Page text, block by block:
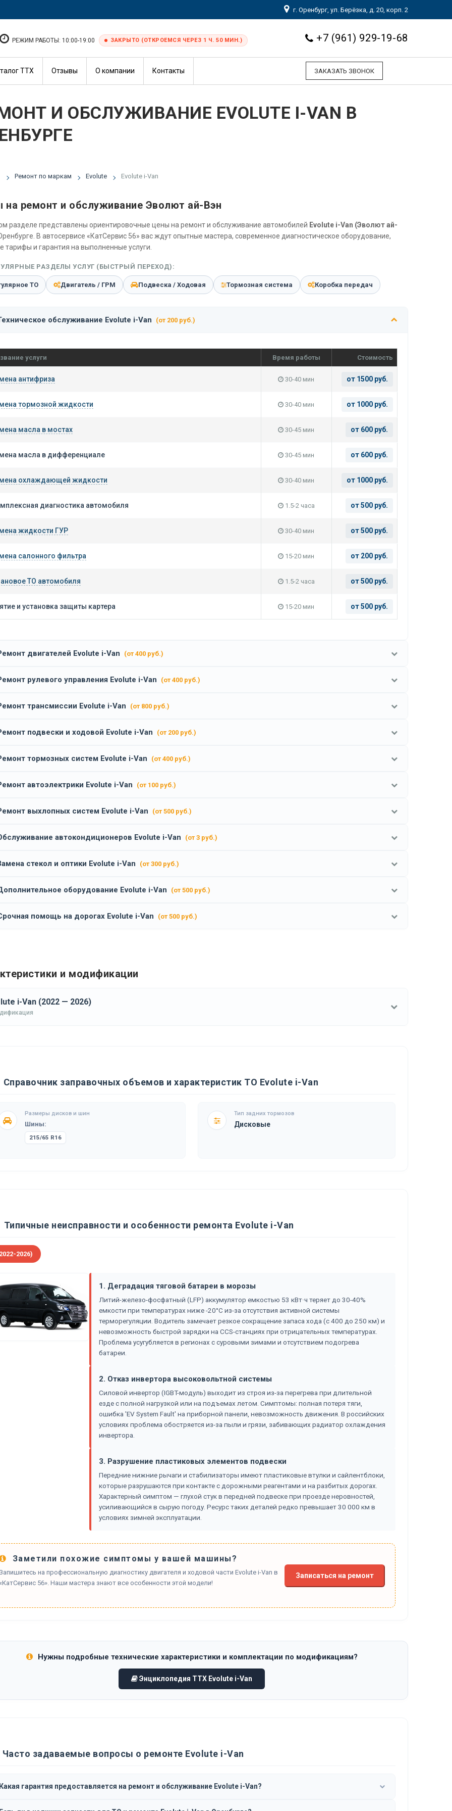
г. Оренбург, ул. Берёзка, д. 20, корп. 2
+7 (961) 929-19-68
РЕЖИМ РАБОТЫ: 10:00-19:00 ЗАКРЫТО (ОТКРОЕМСЯ ЧЕРЕЗ 1 Ч. 50 МИН.)
ЗАКАЗАТЬ ЗВОНОК
ТТХ Отзывы О компании Контакты
И ОБСЛУЖИВАНИЕ EVOLUTE I-VAN В
Ремонт по маркам Evolute Evolute i-Van
на ремонт и обслуживание Эволют ай-Вэн
разделе представлены ориентировочные цены на ремонт и обслуживание автомобилей Evolute i-Van (Эволют ай-
В автосервисе «КатСервис 56» вас ждут опытные мастера, современное диагностическое оборудование,
тарифы и гарантия на выполненные услуги.
РАЗДЕЛЫ УСЛУГ (БЫСТРЫЙ ПЕРЕХОД):
ТО Двигатель / ГРМ Подвеска / Ходовая Тормозная система Коробка передач
обслуживание Evolute i-Van (от 200 руб.)
услуги Время работы Стоимость
антифриза 30-40 мин от 1500 руб.
тормозной жидкости 30-40 мин от 1000 руб.
масла в мостах 30-45 мин от 600 руб.
масла в дифференциале 30-45 мин от 600 руб.
охлаждающей жидкости 30-40 мин от 1000 руб.
диагностика автомобиля 1.5-2 часа от 500 руб.
жидкости ГУР 30-40 мин от 500 руб.
салонного фильтра 15-20 мин от 200 руб.
ТО автомобиля 1.5-2 часа от 500 руб.
и установка защиты картера 15-20 мин от 500 руб.
двигателей Evolute i-Van (от 400 руб.)
рулевого управления Evolute i-Van (от 400 руб.)
трансмиссии Evolute i-Van (от 800 руб.)
подвески и ходовой Evolute i-Van (от 200 руб.)
тормозных систем Evolute i-Van (от 400 руб.)
автоэлектрики Evolute i-Van (от 100 руб.)
выхлопных систем Evolute i-Van (от 500 руб.)
автокондиционеров Evolute i-Van (от 3 руб.)
стекол и оптики Evolute i-Van (от 300 руб.)
оборудование Evolute i-Van (от 500 руб.)
помощь на дорогах Evolute i-Van (от 500 руб.)
и модификации
i-Van (2022 — 2026)
Справочник заправочных объемов и характеристик ТО Evolute i-Van
Размеры дисков и шин
Шины:
215/65 R16
Тип задних тормозов
Дисковые
Типичные неисправности и особенности ремонта Evolute i-Van
2026)
1. Деградация тяговой батареи в морозы
Литий-железо-фосфатный (LFP) аккумулятор емкостью 53 кВт·ч теряет до 30-40%
емкости при температурах ниже -20°C из-за отсутствия активной системы
терморегуляции. Водитель замечает резкое сокращение запаса хода (с 400 до 250 км) и
невозможность быстрой зарядки на CCS-станциях при отрицательных температурах.
Проблема усугубляется в регионах с суровыми зимами и отсутствием подогрева
батареи.
2. Отказ инвертора высоковольтной системы
Силовой инвертор (IGBT-модуль) выходит из строя из-за перегрева при длительной
езде с полной нагрузкой или на подъемах летом. Симптомы: полная потеря тяги,
ошибка 'EV System Fault' на приборной панели, невозможность движения. В российских
условиях проблема обостряется из-за пыли и грязи, забивающих радиатор охлаждения
инвертора.
3. Разрушение пластиковых элементов подвески
Передние нижние рычаги и стабилизаторы имеют пластиковые втулки и сайлентблоки,
которые разрушаются при контакте с дорожными реагентами и на разбитых дорогах.
Характерный симптом — глухой стук в передней подвеске при проезде неровностей,
усиливающийся в сырую погоду. Ресурс таких деталей редко превышает 30 000 км в
условиях зимней эксплуатации.
Заметили похожие симптомы у вашей машины?
на профессиональную диагностику двигателя и ходовой части Evolute i-Van в
56». Наши мастера знают все особенности этой модели!
Записаться на ремонт
Нужны подробные технические характеристики и комплектации по модификациям?
Энциклопедия ТТХ Evolute i-Van
Часто задаваемые вопросы о ремонте Evolute i-Van
гарантия предоставляется на ремонт и обслуживание Evolute i-Van?